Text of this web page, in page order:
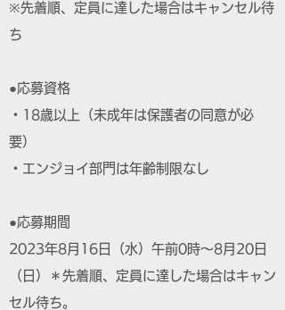
※先着順、定員に達した場合はキャンセル待
ち
●応募資格
・18歳以上（未成年は保護者の同意が必
要）
・エンジョイ部門は年齢制限なし
●応募期間
2023年8月16日（水）午前0時～8月20日
（日）＊先着順、定員に達した場合はキャン
セル待ち。